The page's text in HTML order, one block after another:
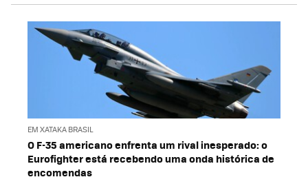
EM XATAKA BRASIL
O F-35 americano enfrenta um rival inesperado: o
Eurofighter está recebendo uma onda histórica de
encomendas